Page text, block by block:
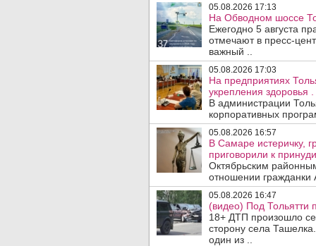
05.08.2026 17:13
На Обводном шоссе
Ежегодно 5 августа
отмечают в пресс-
важный ..
05.08.2026 17:03
На предприятиях
укрепления здоровья .
В администрации
корпоративных
05.08.2026 16:57
В Самаре истеричку,
приговорили к
Октябрьским
отношении гражданки
05.08.2026 16:47
(видео) Под Тольятти
18+ ДТП произошло
сторону села
один из ..